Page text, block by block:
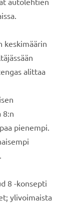
keskimäärin
alittaa
8:n
pienempi.
8 -konsepti
ylivoimaista